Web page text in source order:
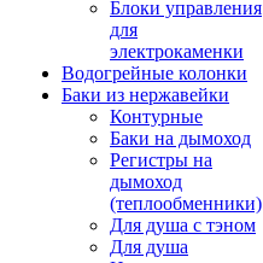
Блоки управления
для
электрокаменки
Водогрейные колонки
Баки из нержавейки
Контурные
Баки на дымоход
Регистры на
дымоход
(теплообменники)
Для душа с тэном
Для душа